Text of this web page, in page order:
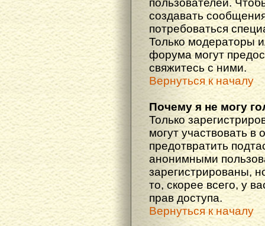
пользователей.
создавать
потребоваться
Только модераторы
форума могут
свяжитесь с ними.
Вернуться к началу
Почему я не могу
Только
могут участвовать в
предотвратить
анонимными
зарегистрированы,
то, скорее всего, у
прав доступа.
Вернуться к началу